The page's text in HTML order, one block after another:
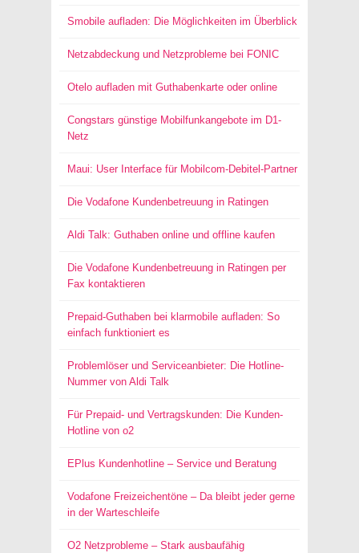
Smobile aufladen: Die Möglichkeiten im Überblick
Netzabdeckung und Netzprobleme bei FONIC
Otelo aufladen mit Guthabenkarte oder online
Congstars günstige Mobilfunkangebote im D1-
Netz
Maui: User Interface für Mobilcom-Debitel-Partner
Die Vodafone Kundenbetreuung in Ratingen
Aldi Talk: Guthaben online und offline kaufen
Die Vodafone Kundenbetreuung in Ratingen per
Fax kontaktieren
Prepaid-Guthaben bei klarmobile aufladen: So
einfach funktioniert es
Problemlöser und Serviceanbieter: Die Hotline-
Nummer von Aldi Talk
Für Prepaid- und Vertragskunden: Die Kunden-
Hotline von o2
EPlus Kundenhotline – Service und Beratung
Vodafone Freizeichentöne – Da bleibt jeder gerne
in der Warteschleife
O2 Netzprobleme – Stark ausbaufähig